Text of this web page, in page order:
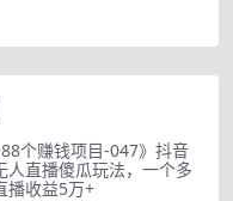
个赚钱项目-047》抖音
人直播傻瓜玩法，一个多
播收益5万+